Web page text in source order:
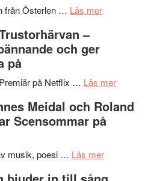
–
och
lättsam
från Österlen … Läs merom
2026
I
Delvis
genrens
–
och ger
på
på Netflix … Läs merom
Meidal och Roland
Scensommar på
musik, poesi … Läs merom